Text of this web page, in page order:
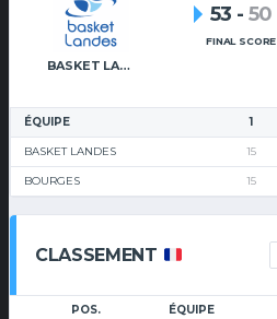
BASKET LANDES
53 - 50
FINAL SCORE
ÉQUIPE 1
BASKET LANDES 15
BOURGES 15
CLASSEMENT
POS. ÉQUIPE